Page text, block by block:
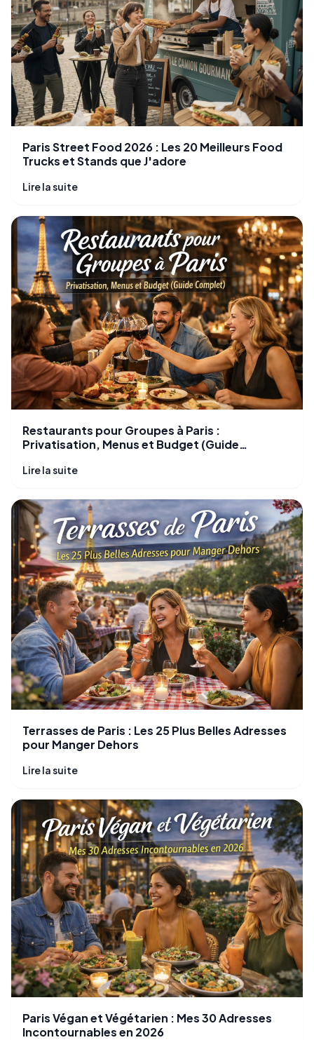
Paris Street Food 2026 : Les 20 Meilleurs Food
Trucks et Stands que J'adore
Lire la suite
Restaurants pour Groupes à Paris :
Privatisation, Menus et Budget (Guide
Lire la suite
Terrasses de Paris : Les 25 Plus Belles Adresses
pour Manger Dehors
Lire la suite
Paris Végan et Végétarien : Mes 30 Adresses
Incontournables en 2026